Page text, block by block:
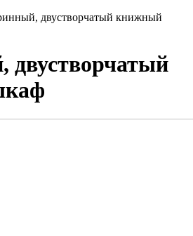
двустворчатый книжный
двустворчатый